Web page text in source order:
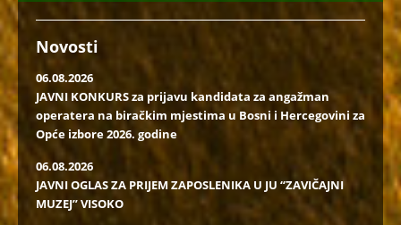
Novosti
06.08.2026
JAVNI KONKURS za prijavu kandidata za angažman
operatera na biračkim mjestima u Bosni i Hercegovini za
Opće izbore 2026. godine
06.08.2026
JAVNI OGLAS ZA PRIJEM ZAPOSLENIKA U JU “ZAVIČAJNI
MUZEJ” VISOKO